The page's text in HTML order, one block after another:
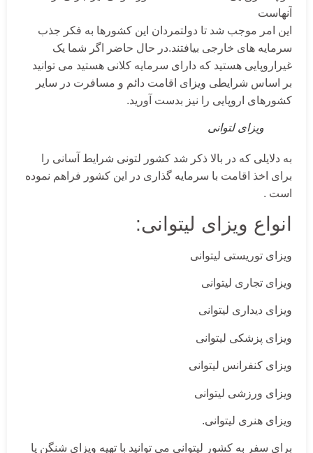
آنهاست
این امر موجب شد تا دولتمردان این کشورها به فکر جذب
سرمایه های خارجی بیافتند.در حال حاضر اگر شما یک
غیراروپایی هستید که دارای سرمایه کلانی هستید می توانید
بر اساس شرایطی ویزای اقامت دائم و مسافرت در سایر
کشورهای اروپایی را نیز بدست آورید.
ویزای لتوانی
به دلایلی که در بالا ذکر شد کشور لتونی شرایط آسانی را
برای اخذ اقامت با سرمایه گذاری در این کشور فراهم نموده
است .
انواع ویزای لیتوانی:
ویزای توریستی لیتوانی
ویزای تجاری لیتوانی
ویزای دیداری لیتوانی
ویزای پزشکی لیتوانی
ویزای کنفرانس لیتوانی
ویزای ورزشی لیتوانی
ویزای هنری لیتوانی.
برای سفر به کشور لیتوانی می توانید با تهیه ویزای شنگن یا